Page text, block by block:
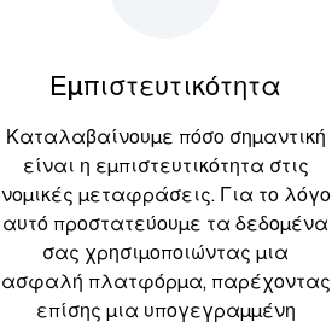
Εμπιστευτικότητα
Καταλαβαίνουμε πόσο σημαντική
είναι η εμπιστευτικότητα στις
νομικές μεταφράσεις. Για το λόγο
αυτό προστατεύουμε τα δεδομένα
σας χρησιμοποιώντας μια
ασφαλή πλατφόρμα, παρέχοντας
επίσης μια υπογεγραμμένη